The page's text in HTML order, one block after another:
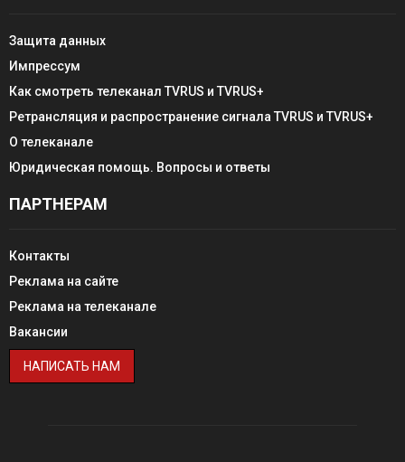
Защита данных
Импрессум
Как смотреть телеканал TVRUS и TVRUS+
Ретрансляция и распространение сигнала TVRUS и TVRUS+
О телеканале
Юридическая помощь. Вопросы и ответы
ПАРТНЕРАМ
Контакты
Реклама на сайте
Реклама на телеканале
Вакансии
НАПИСАТЬ НАМ